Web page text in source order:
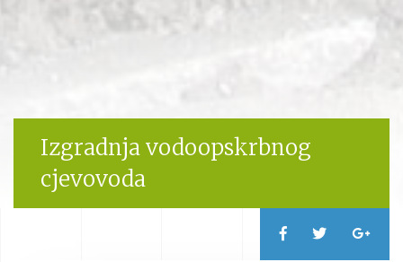
Izgradnja vodoopskrbnog
cjevovoda